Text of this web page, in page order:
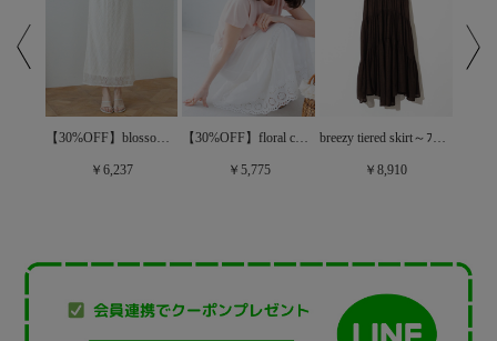
【30%OFF】blossom lace skirt～ﾌﾞﾛｯｻﾑﾚｰｽｽｶｰﾄ
￥6,237
【30%OFF】floral cotton skirt～ﾌﾛｰﾗﾙｺｯﾄﾝｽｶｰﾄ
￥5,775
breezy tiered skirt～ﾌﾞﾘｰｼﾞｰﾃｨｱｰﾄﾞｽｶｰﾄ
￥8,910